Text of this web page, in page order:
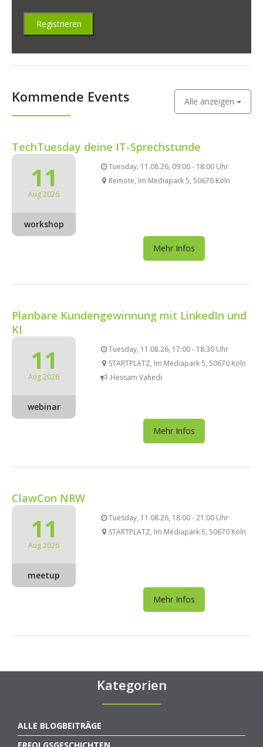
Kommende Events Alle anzeigen
TechTuesday deine IT-Sprechstunde
11
Aug 2026
workshop
Tuesday, 11.08.26, 09:00 - 18:00 Uhr
Remote, Im Mediapark 5, 50670 Köln
Mehr Infos
Planbare Kundengewinnung mit LinkedIn und
KI
11
Aug 2026
webinar
Tuesday, 11.08.26, 17:00 - 18:30 Uhr
STARTPLATZ, Im Mediapark 5, 50670 Köln
Hessam Vahedi
Mehr Infos
ClawCon NRW
11
Aug 2026
meetup
Tuesday, 11.08.26, 18:00 - 21:00 Uhr
STARTPLATZ, Im Mediapark 5, 50670 Köln
Mehr Infos
Kategorien
ALLE BLOGBEITRÄGE